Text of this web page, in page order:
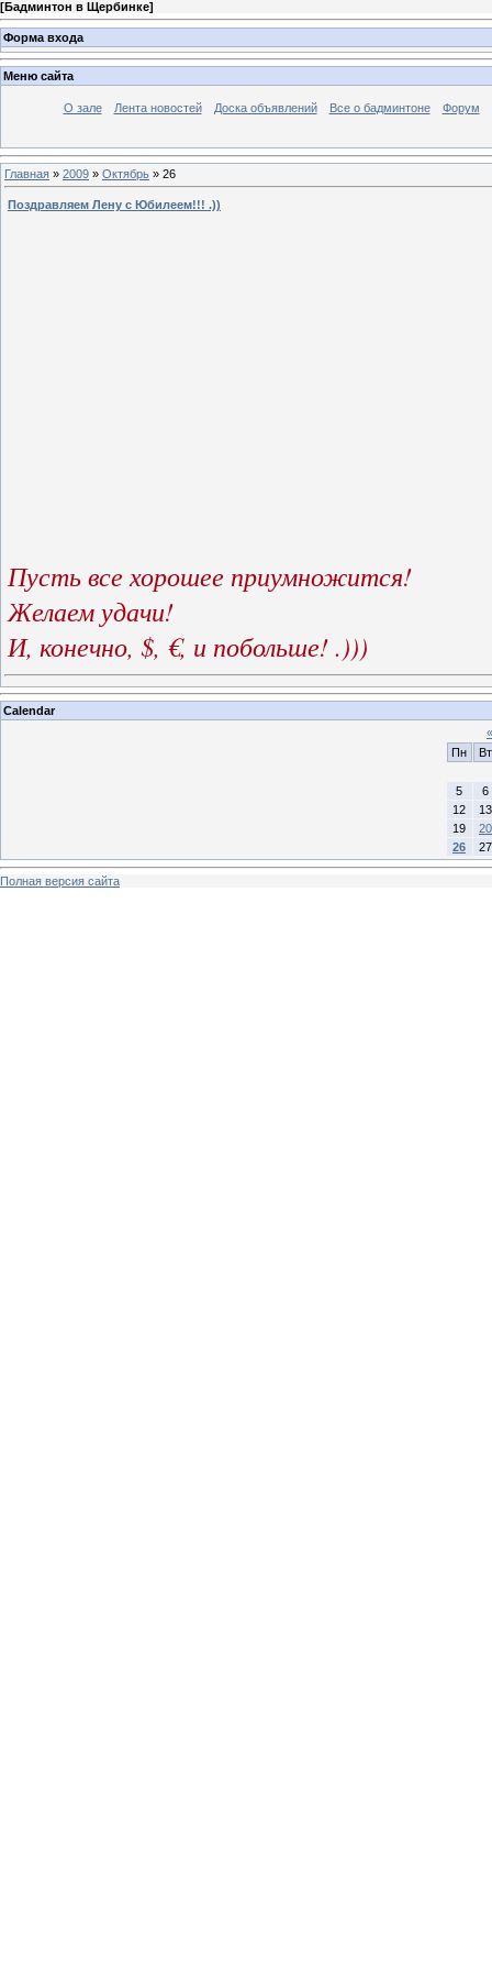
[Бадминтон в Щербинке]
Форма входа
Меню сайта
О зале Лента новостей Доска объявлений Все о бадминтоне Форум
Главная » 2009 » Октябрь » 26
Поздравляем Лену с Юбилеем!!! .))
Пусть все хорошее приумножится!
Желаем удачи!
И, конечно, $, €, и побольше! .)))
Calendar
«
Пн
Вт
5
6
12
13
19
20
26
27
Полная версия сайта